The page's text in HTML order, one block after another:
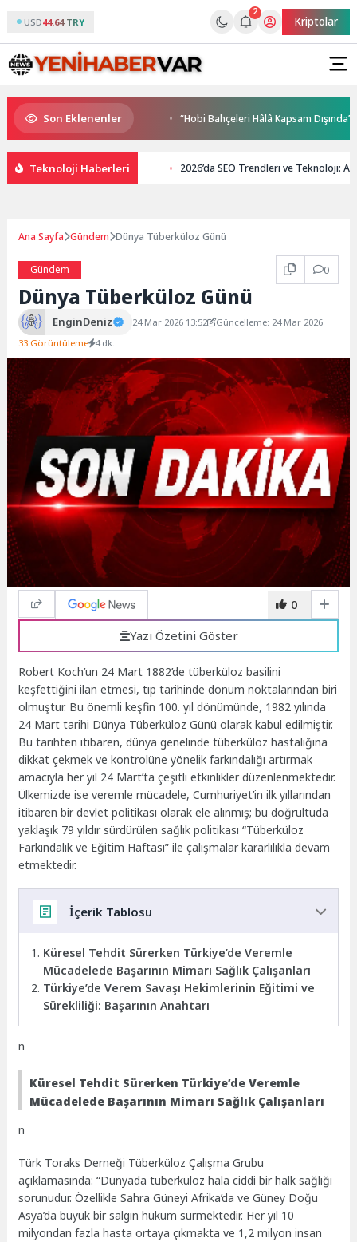
USD44.64 TRY
2
Kriptolar
Son Eklenenler
halkla buluşuyor “Hobi Bahçeleri Hâlâ Kapsam Dışında”
Teknoloji Haberleri 2026’da SEO Trendleri ve Teknoloji:
Ana Sayfa Gündem Dünya Tüberküloz Günü
Gündem 0
Dünya Tüberküloz Günü
EnginDeniz 24 Mar 2026 13:52
Güncelleme: 24 Mar 2026
33 Görüntüleme 4 dk.
0
Yazı Özetini Göster
Robert Koch’un 24 Mart 1882’de tüberküloz basilini
keşfettiğini ilan etmesi, tıp tarihinde dönüm noktalarından biri
olmuştur. Bu önemli keşfin 100. yıl dönümünde, 1982 yılında
24 Mart tarihi Dünya Tüberküloz Günü olarak kabul edilmiştir.
Bu tarihten itibaren, dünya genelinde tüberküloz hastalığına
dikkat çekmek ve kontrolüne yönelik farkındalığı artırmak
amacıyla her yıl 24 Mart’ta çeşitli etkinlikler düzenlenmektedir.
Ülkemizde ise veremle mücadele, Cumhuriyet’in ilk yıllarından
itibaren bir devlet politikası olarak ele alınmış; bu doğrultuda
yaklaşık 79 yıldır sürdürülen sağlık politikası “Tüberküloz
Farkındalık ve Eğitim Haftası” ile çalışmalar kararlılıkla devam
etmektedir.
İçerik Tablosu
Küresel Tehdit Sürerken Türkiye’de Veremle
Mücadelede Başarının Mimarı Sağlık Çalışanları
Türkiye’de Verem Savaşı Hekimlerinin Eğitimi ve
Sürekliliği: Başarının Anahtarı
n
Küresel Tehdit Sürerken Türkiye’de Veremle
Mücadelede Başarının Mimarı Sağlık Çalışanları
n
Türk Toraks Derneği Tüberküloz Çalışma Grubu
açıklamasında: “Dünyada tüberküloz hala ciddi bir halk sağlığı
sorunudur. Özellikle Sahra Güneyi Afrika’da ve Güney Doğu
Asya’da büyük bir salgın hüküm sürmektedir. Her yıl 10
milyondan fazla hasta ortaya çıkmakta ve 1,2 milyon insan